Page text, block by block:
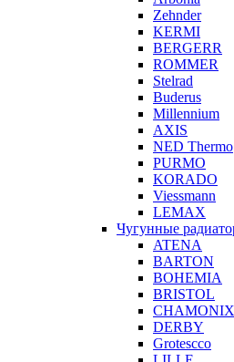
Zehnder
KERMI
BERGERR
ROMMER
Stelrad
Buderus
Millennium
AXIS
NED Thermo
PURMO
KORADO
Viessmann
LEMAX
Чугунные
ATENA
BARTON
BOHEMIA
BRISTOL
CHAMONIX
DERBY
Grotescco